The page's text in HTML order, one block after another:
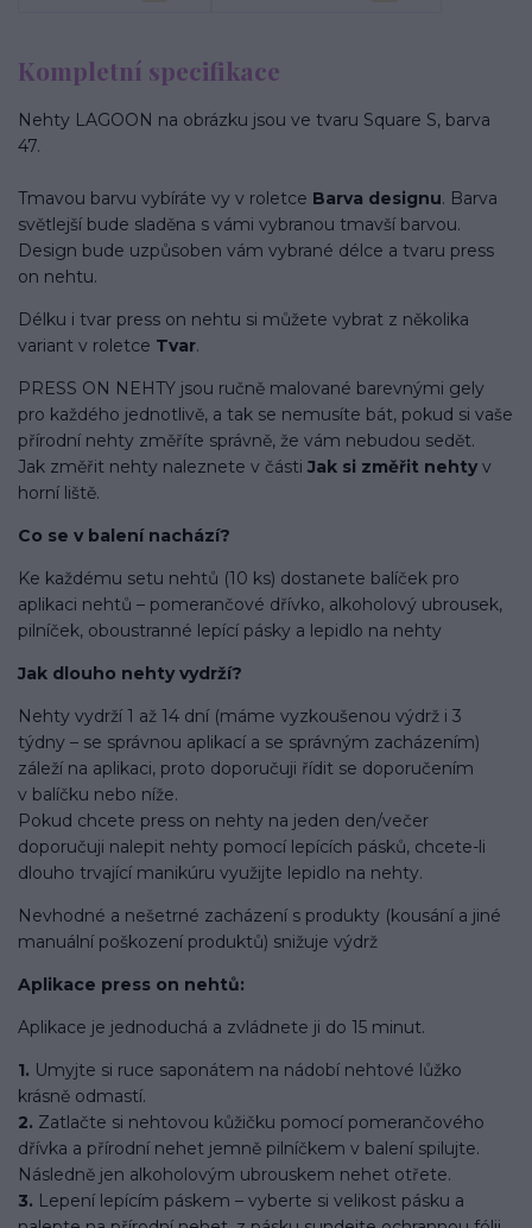
Kompletní specifikace
Nehty LAGOON na obrázku jsou ve tvaru Square S, barva
47.
Tmavou barvu vybíráte vy v roletce Barva designu. Barva
světlejší bude sladěna s vámi vybranou tmavší barvou.
Design bude uzpůsoben vám vybrané délce a tvaru press
on nehtu.
Délku i tvar press on nehtu si můžete vybrat z několika
variant v roletce Tvar.
PRESS ON NEHTY jsou ručně malované barevnými gely
pro každého jednotlivě, a tak se nemusíte bát, pokud si vaše
přírodní nehty změříte správně, že vám nebudou sedět.
Jak změřit nehty naleznete v části Jak si změřit nehty v
horní liště.
Co se v balení nachází?
Ke každému setu nehtů (10 ks) dostanete balíček pro
aplikaci nehtů – pomerančové dřívko, alkoholový ubrousek,
pilníček, oboustranné lepící pásky a lepidlo na nehty
Jak dlouho nehty vydrží?
Nehty vydrží 1 až 14 dní (máme vyzkoušenou výdrž i 3
týdny – se správnou aplikací a se správným zacházením)
záleží na aplikaci, proto doporučuji řídit se doporučením
v balíčku nebo níže.
Pokud chcete press on nehty na jeden den/večer
doporučuji nalepit nehty pomocí lepících pásků, chcete-li
dlouho trvající manikúru využijte lepidlo na nehty.
Nevhodné a nešetrné zacházení s produkty (kousání a jiné
manuální poškození produktů) snižuje výdrž
Aplikace press on nehtů:
Aplikace je jednoduchá a zvládnete ji do 15 minut.
1. Umyjte si ruce saponátem na nádobí nehtové lůžko
krásně odmastí.
2. Zatlačte si nehtovou kůžičku pomocí pomerančového
dřívka a přírodní nehet jemně pilníčkem v balení spilujte.
Následně jen alkoholovým ubrouskem nehet otřete.
3. Lepení lepícím páskem – vyberte si velikost pásku a